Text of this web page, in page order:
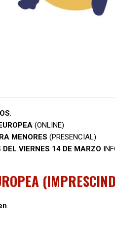
:
(ONLINE)
MENORES (PRESENCIAL)
DEL VIERNES 14 DE MARZO
.